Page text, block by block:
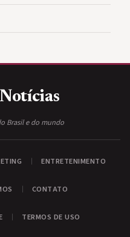
Notícias
Brasil e do mundo
ENTRETENIMENTO
CONTATO
TERMOS DE USO